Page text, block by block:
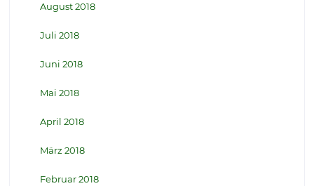
August 2018
Juli 2018
Juni 2018
Mai 2018
April 2018
März 2018
Februar 2018